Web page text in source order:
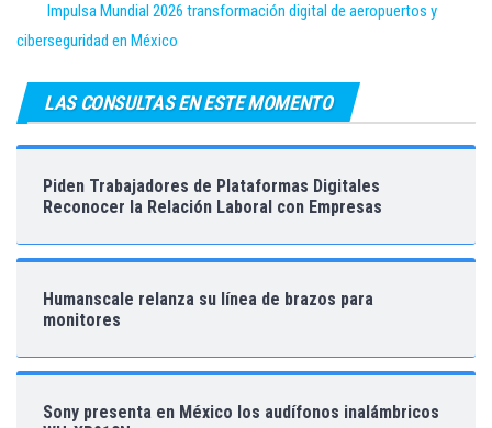
Impulsa Mundial 2026 transformación digital de aeropuertos y
ciberseguridad en México
LAS CONSULTAS EN ESTE MOMENTO
Piden Trabajadores de Plataformas Digitales
Reconocer la Relación Laboral con Empresas
Humanscale relanza su línea de brazos para
monitores
Sony presenta en México los audífonos inalámbricos